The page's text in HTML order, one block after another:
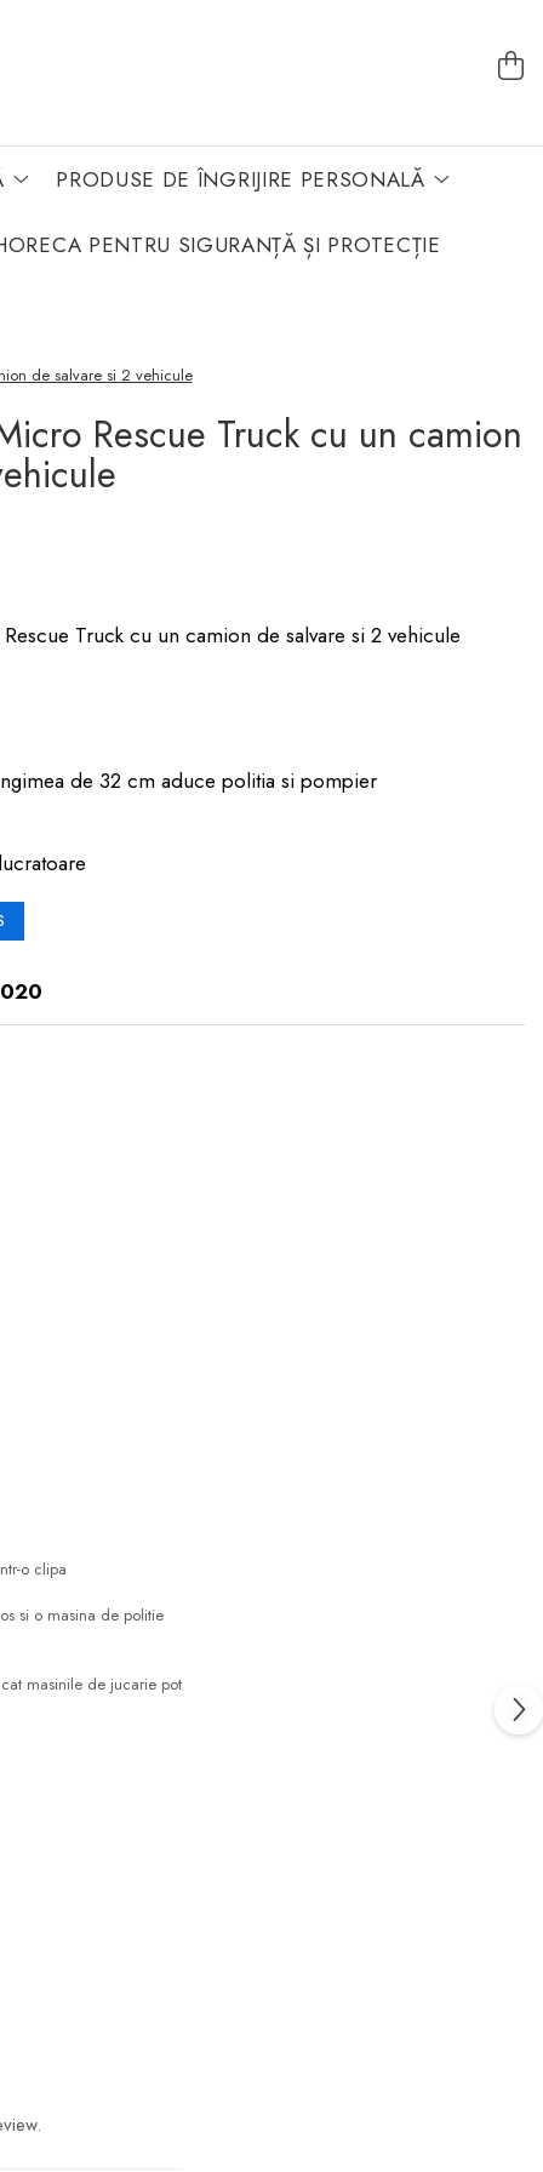
PRODUSE DE ÎNGRIJIRE PERSONALĂ
PENTRU SIGURANȚĂ ȘI PROTECȚIE
de salvare si 2 vehicule
Rescue Truck cu un camion
Truck cu un camion de salvare si 2 vehicule
de 32 cm aduce politia si pompier
o clipa
si o masina de politie
masinile de jucarie pot